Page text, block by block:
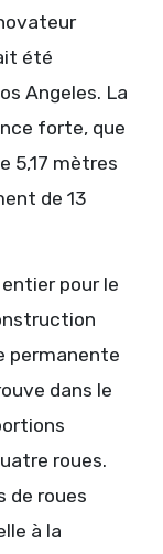
été
Angeles. La
forte, que
5,17 mètres
de 13
pour le
permanente
dans le
roues.
de roues
à la